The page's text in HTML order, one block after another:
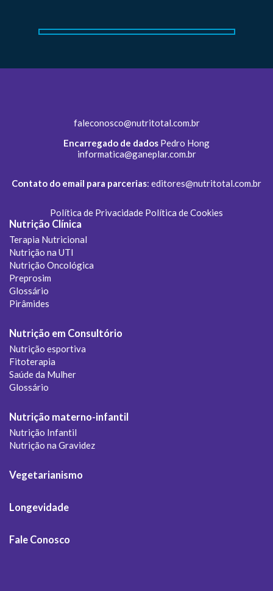
faleconosco@nutritotal.com.br
Encarregado de dados Pedro Hong
informatica@ganeplar.com.br
Contato do email para parcerias: editores@nutritotal.com.br
Política de Privacidade Política de Cookies
Nutrição Clínica
Terapia Nutricional
Nutrição na UTI
Nutrição Oncológica
Preprosim
Glossário
Pirâmides
Nutrição em Consultório
Nutrição esportiva
Fitoterapia
Saúde da Mulher
Glossário
Nutrição materno-infantil
Nutrição Infantil
Nutrição na Gravidez
Vegetarianismo
Longevidade
Fale Conosco